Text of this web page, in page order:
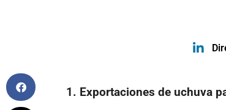
1. Exportaciones de uchuva